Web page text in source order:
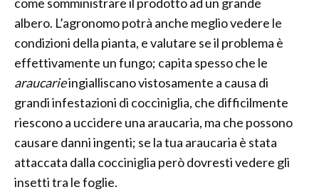
albero. L’agronomo potrà anche meglio vedere le
condizioni della pianta, e valutare se il problema è
effettivamente un fungo; capita spesso che le
araucarieingialliscano vistosamente a causa di
grandi infestazioni di cocciniglia, che difficilmente
riescono a uccidere una araucaria, ma che possono
causare danni ingenti; se la tua araucaria è stata
attaccata dalla cocciniglia però dovresti vedere gli
insetti tra le foglie.